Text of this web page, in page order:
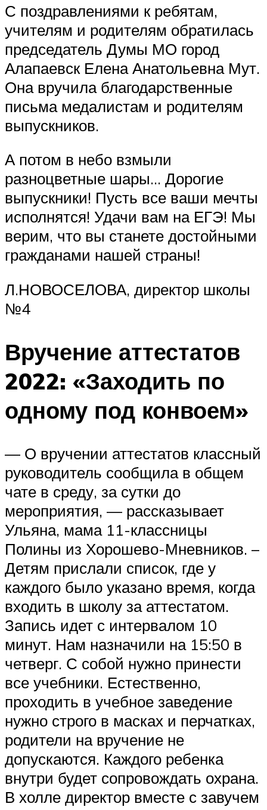
С поздравлениями к ребятам,
учителям и родителям обратилась
председатель Думы МО город
Алапаевск Елена Анатольевна Мут.
Она вручила благодарственные
письма медалистам и родителям
выпускников.
А потом в небо взмыли
разноцветные шары… Дорогие
выпускники! Пусть все ваши мечты
исполнятся! Удачи вам на ЕГЭ! Мы
верим, что вы станете достойными
гражданами нашей страны!
Л.НОВОСЕЛОВА, директор школы
№4
Вручение аттестатов
2022: «Заходить по
одному под конвоем»
— О вручении аттестатов классный
руководитель сообщила в общем
чате в среду, за сутки до
мероприятия, — рассказывает
Ульяна, мама 11-классницы
Полины из Хорошево-Мневников. –
Детям прислали список, где у
каждого было указано время, когда
входить в школу за аттестатом.
Запись идет с интервалом 10
минут. Нам назначили на 15:50 в
четверг. С собой нужно принести
все учебники. Естественно,
проходить в учебное заведение
нужно строго в масках и перчатках,
родители на вручение не
допускаются. Каждого ребенка
внутри будет сопровождать охрана.
В холле директор вместе с завучем